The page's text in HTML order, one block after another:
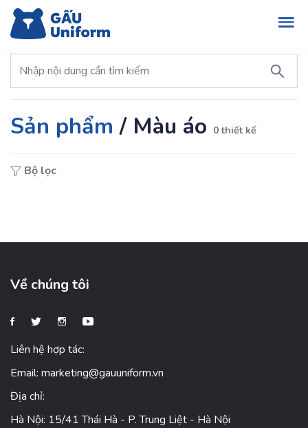
Sản phẩm / Màu áo 0 thiết kế
Bộ lọc
Về chúng tôi
Liên hệ hợp tác:
Email: marketing@gauuniform.vn
Địa chỉ:
Hà Nội: 15/41 Thái Hà - P. Trung Liệt - Hà Nội